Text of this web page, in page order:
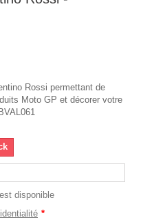
Rossi permettant de
Moto GP et décorer votre
disponible
*